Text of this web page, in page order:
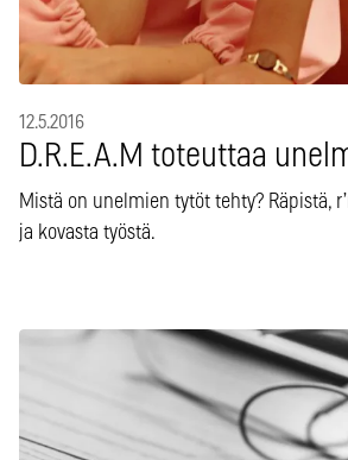
12.5.2016
D.R.E.A.M toteuttaa
Mistä on unelmien tytöt tehty? Räpistä,
ja kovasta työstä.